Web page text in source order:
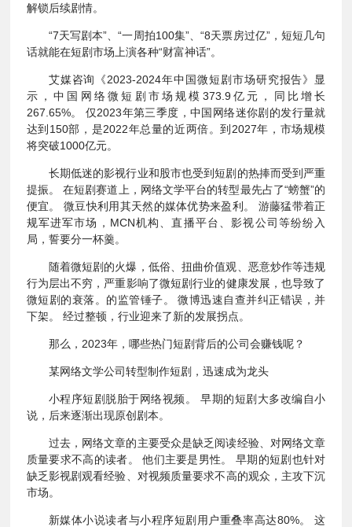
解锁后续剧情。
“7天写剧本”、“一周拍100集”、“8天票房过亿”，短短几句
话就能在短剧市场上演各种“财富神话”。
艾媒咨询《2023-2024年中国微短剧市场研究报告》显
示，中国网络微短剧市场规模373.9亿元，同比增长
267.65%。 仅2023年第三季度，中国网络迷你剧的发行量就
达到150部，是2022年总量的近两倍。到2027年，市场规模
将突破1000亿元。
长期低迷的影视行业和股市也受到短剧的热捧而受到严重
提振。 在短剧赛道上，网络文学平台的转型最先占了“螃蟹”的
便宜。 微豆快利用其天然的媒体优势来盈利。 游藤猛带着正
规军进军市场，MCN机构、直播平台、影视公司等纷纷入
局，誓要分一杯羹。
随着微短剧的火爆，低俗、扭曲价值观、恶意炒作等违规
行为层出不穷，严重影响了微短剧行业的健康发展，也导致了
微短剧的衰落。的监管锤子。 微博迅速自查并纠正错误，并
下架。 经过整顿，行业迎来了新的发展拐点。
那么，2023年，哪些热门短剧背后的公司会赚钱呢？
某网络文学公司转型制作短剧，迅速成为龙头
小程序短剧脱胎于网络视频。 早期的短剧大多改编自小
说，后来逐渐出现原创剧本。
过去，网络文章的主要受众是缺乏阅读经验、对网络文章
质量要求不高的读者。 他们主要是男性。 早期的短剧也针对
缺乏影视剧观看经验、对视频质量要求不高的观众，主攻下沉
市场。
新媒体小说读者与小程序短剧用户重叠率高达80%。 这